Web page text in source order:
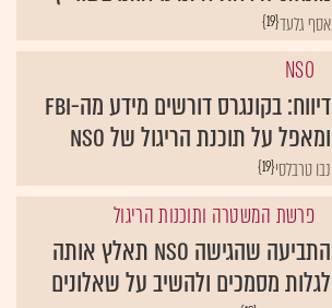
{19}אסף גלעד
NSO
דיווח: בקונגרס דורשים מידע מה-FBI
ומאפל על תוכנת הריגול של NSO
{19}נבו טרבלסי
פרשת המשטרה ותוכנות הריגול
התביעה שהגישה NSO תאלץ אותה
לגלות מסמכים ולהשיב על שאלונים